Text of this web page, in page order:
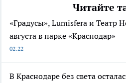
Читайте
«Градусы», Lumisfera и Театр
августа в парке «Краснодар»
02:22
В Краснодаре без света